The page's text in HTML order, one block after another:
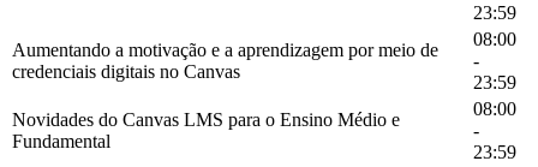
23:59
Aumentando a motivação e a aprendizagem por meio de
credenciais digitais no Canvas
08:00
-
23:59
Novidades do Canvas LMS para o Ensino Médio e
Fundamental
08:00
-
23:59